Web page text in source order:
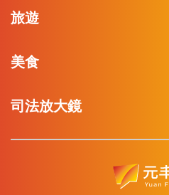
旅遊
美食
司法放大鏡